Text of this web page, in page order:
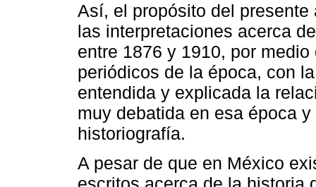
Así, el propósito del
las interpretaciones acerca
entre 1876 y 1910, por
periódicos de la época, con
entendida y explicada la
muy debatida en esa época
historiografía.
A pesar de que en México